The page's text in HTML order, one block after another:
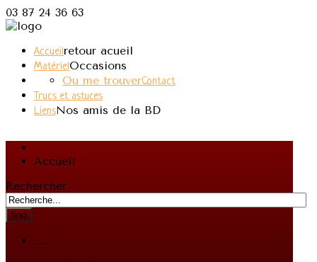
03 87 24 36 63
Accueilretour acueil
MatérielOccasions
Contact
Ou me trouver
Trucs et astuces
LiensNos amis de la BD
Accueil
Rechercher
find
.....